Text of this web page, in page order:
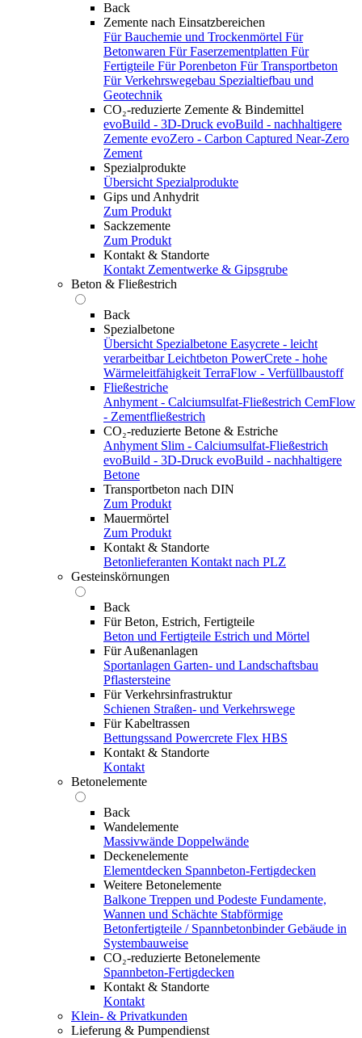
Back
Zemente nach Einsatzbereichen
Für Bauchemie und Trockenmörtel Für
Betonwaren Für Faserzementplatten Für
Fertigteile Für Porenbeton Für Transportbeton
Für Verkehrswegebau Spezialtiefbau und
Geotechnik
CO₂-reduzierte Zemente & Bindemittel
evoBuild - 3D-Druck evoBuild - nachhaltigere
Zemente evoZero - Carbon Captured Near-Zero
Zement
Spezialprodukte
Übersicht Spezialprodukte
Gips und Anhydrit
Zum Produkt
Sackzemente
Zum Produkt
Kontakt & Standorte
Kontakt Zementwerke & Gipsgrube
Beton & Fließestrich
Back
Spezialbetone
Übersicht Spezialbetone Easycrete - leicht
verarbeitbar Leichtbeton PowerCrete - hohe
Wärmeleitfähigkeit TerraFlow - Verfüllbaustoff
Fließestriche
Anhyment - Calciumsulfat-Fließestrich CemFlow
- Zementfließestrich
CO₂-reduzierte Betone & Estriche
Anhyment Slim - Calciumsulfat-Fließestrich
evoBuild - 3D-Druck evoBuild - nachhaltigere
Betone
Transportbeton nach DIN
Zum Produkt
Mauermörtel
Zum Produkt
Kontakt & Standorte
Betonlieferanten Kontakt nach PLZ
Gesteinskörnungen
Back
Für Beton, Estrich, Fertigteile
Beton und Fertigteile Estrich und Mörtel
Für Außenanlagen
Sportanlagen Garten- und Landschaftsbau
Pflastersteine
Für Verkehrsinfrastruktur
Schienen Straßen- und Verkehrswege
Für Kabeltrassen
Bettungssand Powercrete Flex HBS
Kontakt & Standorte
Kontakt
Betonelemente
Back
Wandelemente
Massivwände Doppelwände
Deckenelemente
Elementdecken Spannbeton-Fertigdecken
Weitere Betonelemente
Balkone Treppen und Podeste Fundamente,
Wannen und Schächte Stabförmige
Betonfertigteile / Spannbetonbinder Gebäude in
Systembauweise
CO₂-reduzierte Betonelemente
Spannbeton-Fertigdecken
Kontakt & Standorte
Kontakt
Klein- & Privatkunden
Lieferung & Pumpendienst